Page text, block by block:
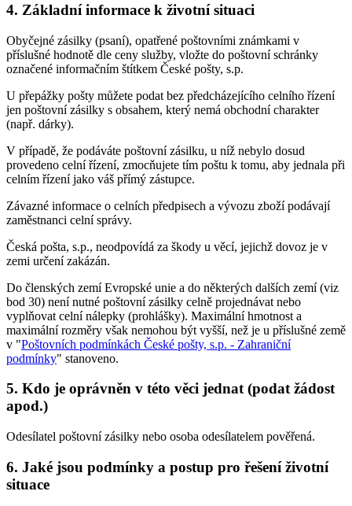
4. Základní informace k životní situaci
Obyčejné zásilky (psaní), opatřené poštovními známkami v
příslušné hodnotě dle ceny služby, vložte do poštovní schránky
označené informačním štítkem České pošty, s.p.
U přepážky pošty můžete podat bez předcházejícího celního řízení
jen poštovní zásilky s obsahem, který nemá obchodní charakter
(např. dárky).
V případě, že podáváte poštovní zásilku, u níž nebylo dosud
provedeno celní řízení, zmocňujete tím poštu k tomu, aby jednala při
celním řízení jako váš přímý zástupce.
Závazné informace o celních předpisech a vývozu zboží podávají
zaměstnanci celní správy.
Česká pošta, s.p., neodpovídá za škody u věcí, jejichž dovoz je v
zemi určení zakázán.
Do členských zemí Evropské unie a do některých dalších zemí (viz
bod 30) není nutné poštovní zásilky celně projednávat nebo
vyplňovat celní nálepky (prohlášky). Maximální hmotnost a
maximální rozměry však nemohou být vyšší, než je u příslušné země
v "Poštovních podmínkách České pošty, s.p. - Zahraniční
podmínky" stanoveno.
5. Kdo je oprávněn v této věci jednat (podat žádost
apod.)
Odesílatel poštovní zásilky nebo osoba odesílatelem pověřená.
6. Jaké jsou podmínky a postup pro řešení životní
situace